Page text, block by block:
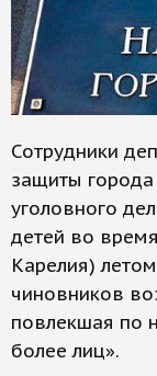
Сотрудники
защиты
уголовного
детей во
Карелия)
чиновников
повлекшая по
более лиц».